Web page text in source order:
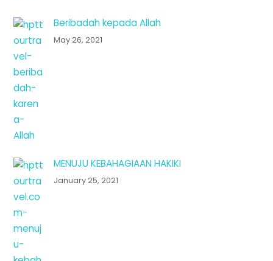
Beribadah kepada Allah
May 26, 2021
MENUJU KEBAHAGIAAN HAKIKI
January 25, 2021